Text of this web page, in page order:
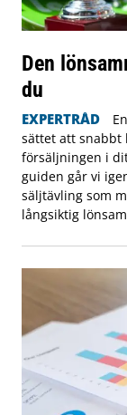
Den
du
EXPERTRÅD
sättet att snabbt
försäljningen i
guiden går vi
säljtävling som
långsiktig